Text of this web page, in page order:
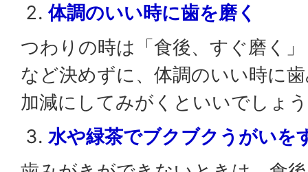
体調のいい時に歯を磨く
つわりの時は「食後、すぐ磨く
など決めずに、体調のいい時に
加減にしてみがくといいでしょ
水や緑茶でブクブクうがいを